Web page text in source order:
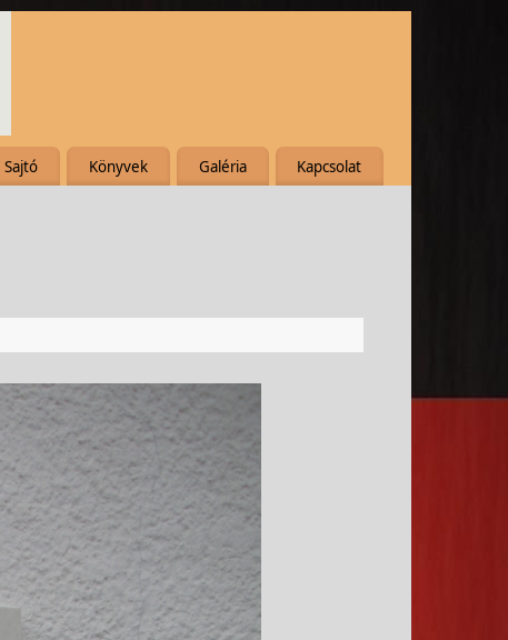
Sajtó Könyvek Galéria Kapcsolat